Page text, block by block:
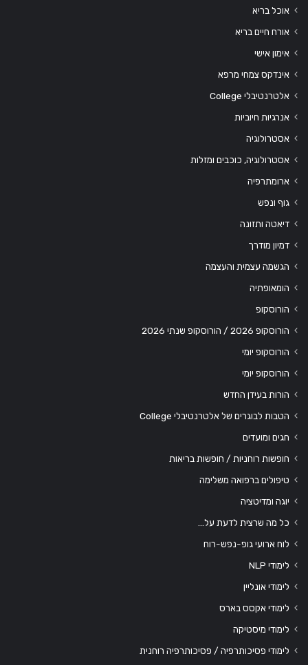
אוכל בריא
אורח חיים בריא
אימון אישי
אינדקס צמחי מרפא
אלטרנטיבלי College
אנרגיות חיוביות
אסטרולוגיה
אסטרולוגיה, כוכבים ומזלות
ארומתרפיה
גוף ונפש
דיאטה ותזונה
דמיון מודרך
הגשמה עצמית והעצמה
הומאופתיה
הורוסקופ
הורוסקופ 2026 / הורוסקופ שנתי 2026
הורוסקופ יומי
הורוסקופ יומי
הורות בעידן החדש
הטבות לבוגרים של אלטרנטיבלי College
חגים ומועדים
חופשות רוחניות / חופשות בריאות
טיפולים ברפואה משלימה
יוגה ומדיטציה
כל מה שרצית לדעת על…
לוח ארועי גופ-נפש-רוח
לימודי NLP
לימודי אונליין
לימודי אקסס בארס
לימודי מיסטיקה
לימודי פסיכותרפיה / פסיכותרפיה רוחנית